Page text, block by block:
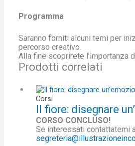
Programma
Saranno forniti alcuni temi per
percorso creativo.
Alla fine scoprirete l’importanza
Prodotti correlati
Corsi
Il fiore: disegnare
CORSO CONCLUSO!
Se interessati contattatemi